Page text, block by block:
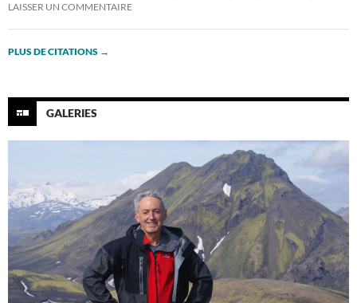
LAISSER UN COMMENTAIRE
PLUS DE CITATIONS →
GALERIES